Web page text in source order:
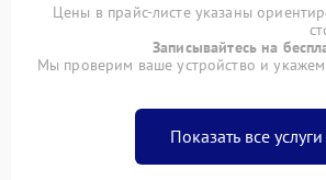
Цены в прайс-листе указаны
Записывайтесь на
Мы проверим ваше устройство и укажем
Показать все услуги